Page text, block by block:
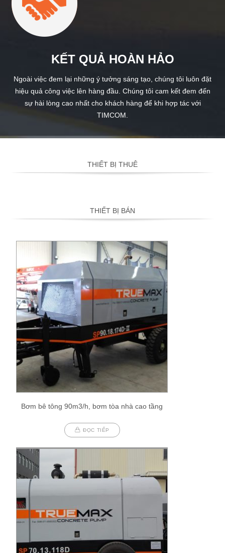
KẾT QUẢ HOÀN HẢO
Ngoài việc đem lại những ý tưởng sáng tạo, chúng tôi luôn đặt
hiệu quả công việc lên hàng đầu. Chúng tôi cam kết đem đến
sự hài lòng cao nhất cho khách hàng để khi hợp tác với
TIMCOM.
THIẾT BỊ THUÊ
THIẾT BỊ BÁN
Bơm bê tông 90m3/h, bơm tòa nhà cao tầng
ĐỌC TIẾP